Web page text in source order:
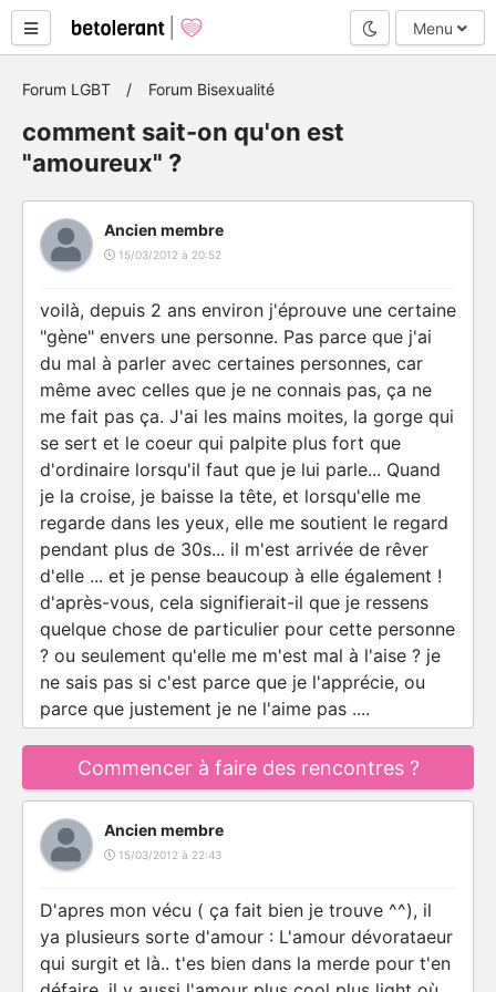
Mode nuit
Menu
Forum LGBT Forum Bisexualité
comment sait-on qu'on est
"amoureux" ?
Ancien membre
15/03/2012 à 20:52
voilà, depuis 2 ans environ j'éprouve une certaine
"gène" envers une personne. Pas parce que j'ai
du mal à parler avec certaines personnes, car
même avec celles que je ne connais pas, ça ne
me fait pas ça. J'ai les mains moites, la gorge qui
se sert et le coeur qui palpite plus fort que
d'ordinaire lorsqu'il faut que je lui parle... Quand
je la croise, je baisse la tête, et lorsqu'elle me
regarde dans les yeux, elle me soutient le regard
pendant plus de 30s... il m'est arrivée de rêver
d'elle ... et je pense beaucoup à elle également !
d'après-vous, cela signifierait-il que je ressens
quelque chose de particulier pour cette personne
? ou seulement qu'elle me m'est mal à l'aise ? je
ne sais pas si c'est parce que je l'apprécie, ou
parce que justement je ne l'aime pas ....
Commencer à faire des rencontres ?
Ancien membre
15/03/2012 à 22:43
D'apres mon vécu ( ça fait bien je trouve ^^), il
ya plusieurs sorte d'amour : L'amour dévorataeur
qui surgit et là.. t'es bien dans la merde pour t'en